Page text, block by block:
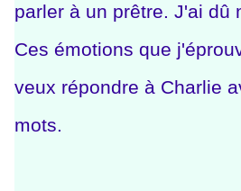
parler à un prêtre. J'ai dû
Ces émotions que
veux répondre à Charlie
mots.